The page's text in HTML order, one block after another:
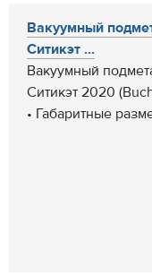
Вакуумный
Ситикэт ...
Вакуумный
Ситикэт 2020
• Габаритные